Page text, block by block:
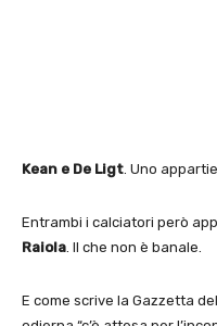
Kean e De Ligt. Uno
Entrambi i calciatori però
Raiola. Il che non è banale.
E come scrive la Gazzetta